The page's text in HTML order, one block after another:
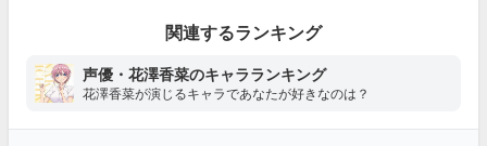
関連するランキング
声優・花澤香菜のキャラランキング
花澤香菜が演じるキャラであなたが好きなのは？